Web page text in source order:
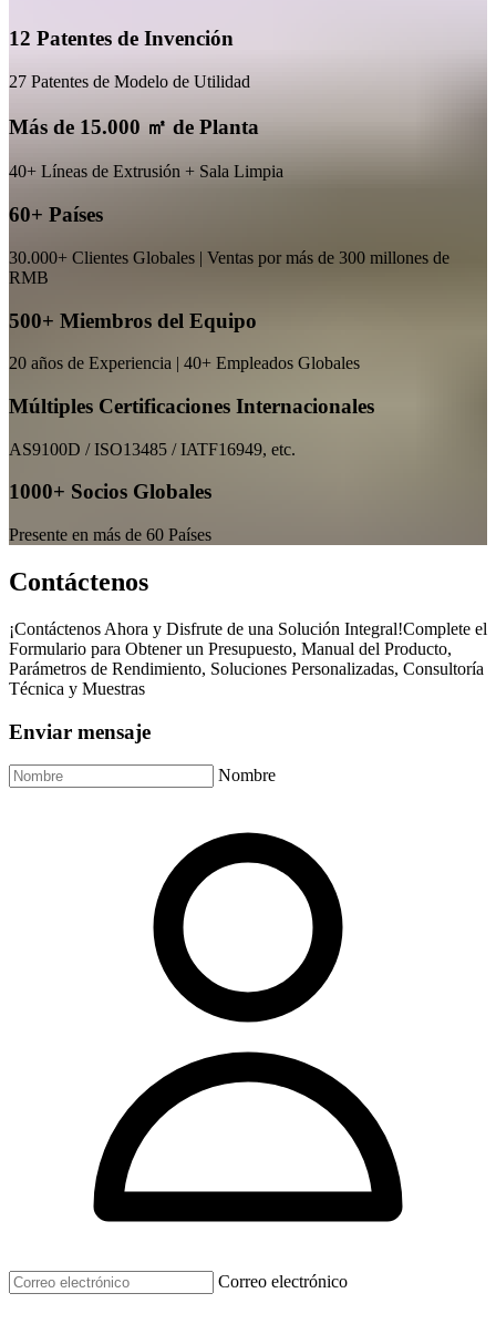
12 Patentes de Invención
27 Patentes de Modelo de Utilidad
Más de 15.000 ㎡ de Planta
40+ Líneas de Extrusión + Sala Limpia
60+ Países
30.000+ Clientes Globales | Ventas por más de 300 millones de
RMB
500+ Miembros del Equipo
20 años de Experiencia | 40+ Empleados Globales
Múltiples Certificaciones Internacionales
AS9100D / ISO13485 / IATF16949, etc.
1000+ Socios Globales
Presente en más de 60 Países
Contáctenos
¡Contáctenos Ahora y Disfrute de una Solución Integral!Complete el
Formulario para Obtener un Presupuesto, Manual del Producto,
Parámetros de Rendimiento, Soluciones Personalizadas, Consultoría
Técnica y Muestras
Enviar mensaje
Nombre
Correo electrónico